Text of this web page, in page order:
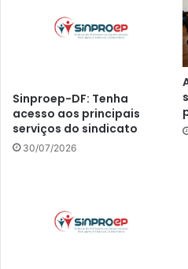
Sinproep-DF: Tenha
acesso aos principais
serviços do sindicato
30/07/2026